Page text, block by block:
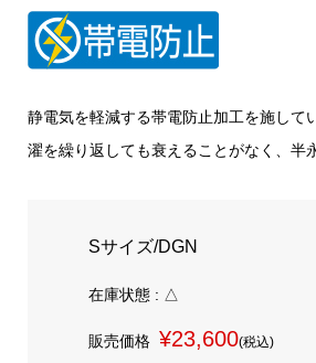
静電気を軽減する帯電防止加工を施して
濯を繰り返しても衰えることがなく、半
Sサイズ/DGN
在庫状態 : △
販売価格 ¥23,600(税込)